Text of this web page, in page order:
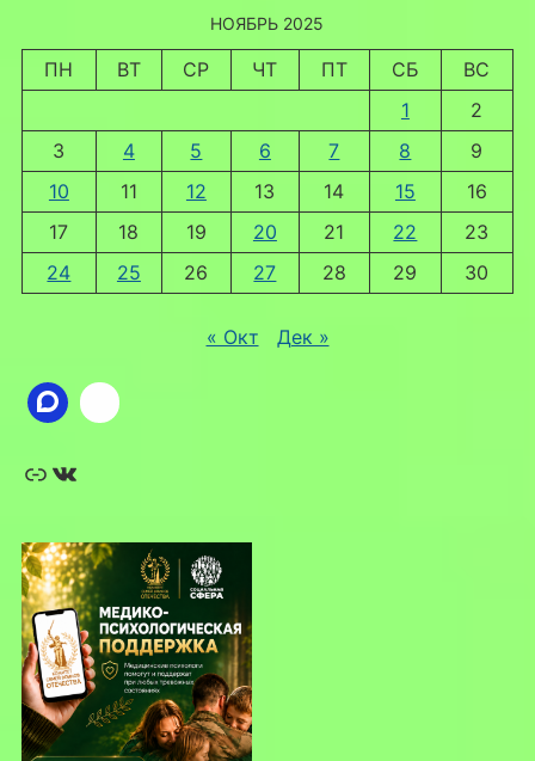
НОЯБРЬ 2025
ПН ВТ СР ЧТ ПТ СБ
ВС
1
2
3
4 5 6 7 8
9
10
11 12 13 14 15
16
17
18 19 20 21 22
23
24
25 26 27 28 29 30
« Окт Дек »